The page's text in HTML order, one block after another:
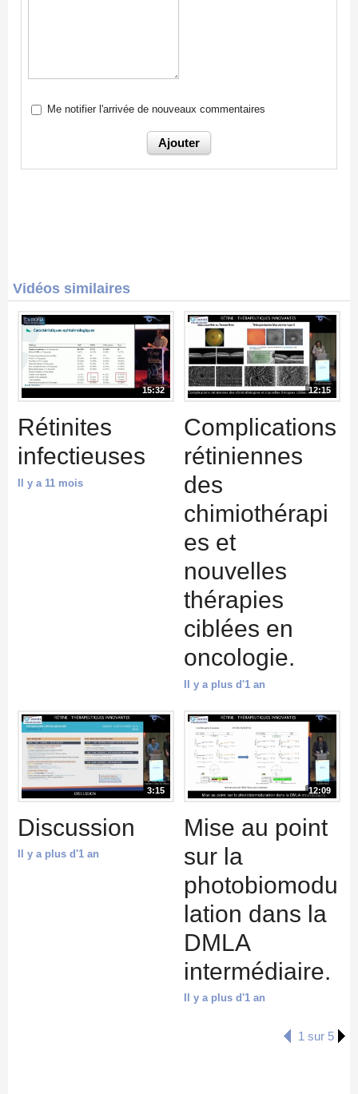
Vidéos similaires
15:32
Rétinites
infectieuses
Il y a 11 mois
12:15
Complications
rétiniennes
des
chimiothérapi
es et
nouvelles
thérapies
ciblées en
oncologie.
Il y a plus d'1 an
3:15
Discussion
Il y a plus d'1 an
12:09
Mise au point
sur la
photobiomodu
lation dans la
DMLA
intermédiaire.
Il y a plus d'1 an
1 sur 5
Me notifier l'arrivée de nouveaux commentaires